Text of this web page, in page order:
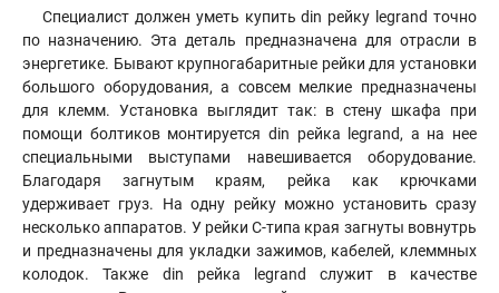
Специалист должен уметь купить din рейку legrand точно
по назначению. Эта деталь предназначена для отрасли в
энергетике. Бывают крупногабаритные рейки для установки
большого оборудования, а совсем мелкие предназначены
для клемм. Установка выглядит так: в стену шкафа при
помощи болтиков монтируется din рейка legrand, а на нее
специальными выступами навешивается оборудование.
Благодаря загнутым краям, рейка как крючками
удерживает груз. На одну рейку можно установить сразу
несколько аппаратов. У рейки С-типа края загнуты вовнутрь
и предназначены для укладки зажимов, кабелей, клеммных
колодок. Также din рейка legrand служит в качестве